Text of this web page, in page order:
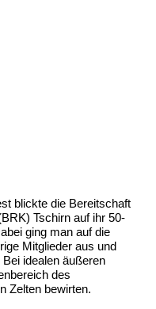
blickte die Bereitschaft
Tschirn auf ihr 50-
ging man auf die
Mitglieder aus und
idealen äußeren
des
Zelten bewirten.